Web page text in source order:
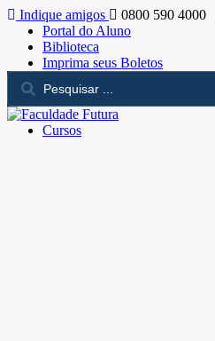
Indique amigos
0800 590 4000
Portal do Aluno
Biblioteca
Imprima seus Boletos
Cursos